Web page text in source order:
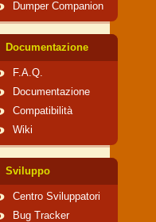
Dumper Companion
Documentazione
F.A.Q.
Documentazione
Compatibilità
Wiki
Sviluppo
Centro Sviluppatori
Bug Tracker